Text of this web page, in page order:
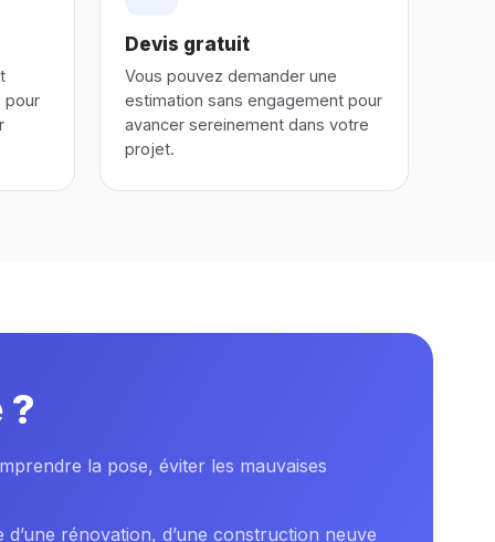
pour
Devis gratuit
Vous pouvez demander une
estimation sans engagement pour
avancer sereinement dans votre
projet.
?
la pose, éviter les mauvaises
rénovation, d’une construction neuve